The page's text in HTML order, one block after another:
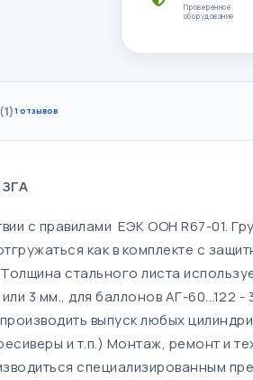
Проверенное
оборудование
1 отзывов
с правилами ЕЭК ООН R67-01.
как в комплекте с
стального листа
3 мм., для баллонов АГ-60...122 -
выпуск любых
и т.п.) Монтаж, ремонт и
специализированным